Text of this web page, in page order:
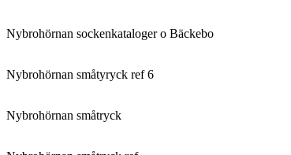
Nybrohörnan sockenkataloger o Bäckebo
Nybrohörnan småtyryck ref 6
Nybrohörnan småtryck